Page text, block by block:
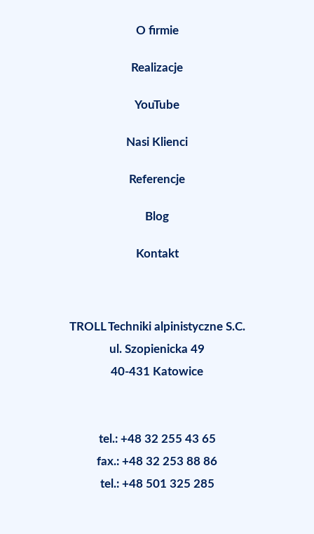
O firmie
Realizacje
YouTube
Nasi Klienci
Referencje
Blog
Kontakt
TROLL Techniki alpinistyczne S.C.
ul. Szopienicka 49
40-431 Katowice
tel.: +48 32 255 43 65
fax.: +48 32 253 88 86
tel.: +48 501 325 285